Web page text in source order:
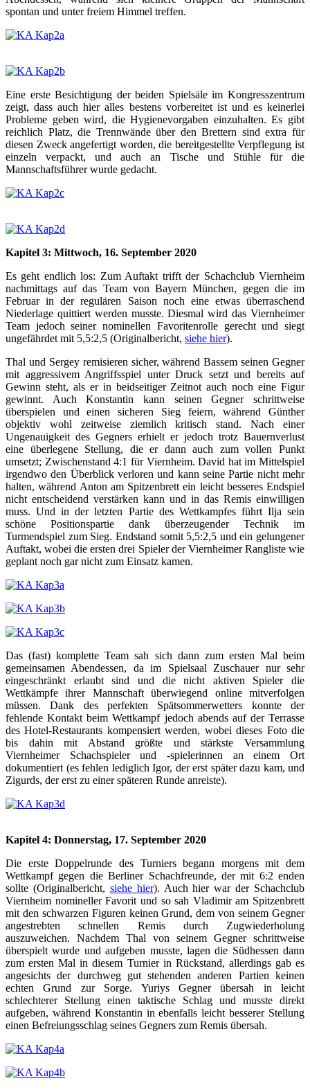
spontan und unter freiem Himmel treffen.
Eine erste Besichtigung der beiden Spielsäle im Kongresszentrum
zeigt, dass auch hier alles bestens vorbereitet ist und es keinerlei
Probleme geben wird, die Hygienevorgaben einzuhalten. Es gibt
reichlich Platz, die Trennwände über den Brettern sind extra für
diesen Zweck angefertigt worden, die bereitgestellte Verpflegung ist
einzeln verpackt, und auch an Tische und Stühle für die
Mannschaftsführer wurde gedacht.
Kapitel 3: Mittwoch, 16. September 2020
Es geht endlich los: Zum Auftakt trifft der Schachclub Viernheim
nachmittags auf das Team von Bayern München, gegen die im
Februar in der regulären Saison noch eine etwas überraschend
Niederlage quittiert werden musste. Diesmal wird das Viernheimer
Team jedoch seiner nominellen Favoritenrolle gerecht und siegt
ungefährdet mit 5,5:2,5 (Originalbericht, siehe hier).
Thal und Sergey remisieren sicher, während Bassem seinen Gegner
mit aggressivem Angriffsspiel unter Druck setzt und bereits auf
Gewinn steht, als er in beidseitiger Zeitnot auch noch eine Figur
gewinnt. Auch Konstantin kann seinen Gegner schrittweise
überspielen und einen sicheren Sieg feiern, während Günther
objektiv wohl zeitweise ziemlich kritisch stand. Nach einer
Ungenauigkeit des Gegners erhielt er jedoch trotz Bauernverlust
eine überlegene Stellung, die er dann auch zum vollen Punkt
umsetzt; Zwischenstand 4:1 für Viernheim. David hat im Mittelspiel
irgendwo den Überblick verloren und kann seine Partie nicht mehr
halten, während Anton am Spitzenbrett ein leicht besseres Endspiel
nicht entscheidend verstärken kann und in das Remis einwilligen
muss. Und in der letzten Partie des Wettkampfes führt Ilja sein
schöne Positionspartie dank überzeugender Technik im
Turmendspiel zum Sieg. Endstand somit 5,5:2,5 und ein gelungener
Auftakt, wobei die ersten drei Spieler der Viernheimer Rangliste wie
geplant noch gar nicht zum Einsatz kamen.
Das (fast) komplette Team sah sich dann zum ersten Mal beim
gemeinsamen Abendessen, da im Spielsaal Zuschauer nur sehr
eingeschränkt erlaubt sind und die nicht aktiven Spieler die
Wettkämpfe ihrer Mannschaft überwiegend online mitverfolgen
müssen. Dank des perfekten Spätsommerwetters konnte der
fehlende Kontakt beim Wettkampf jedoch abends auf der Terrasse
des Hotel-Restaurants kompensiert werden, wobei dieses Foto die
bis dahin mit Abstand größte und stärkste Versammlung
Viernheimer Schachspieler und -spielerinnen an einem Ort
dokumentiert (es fehlen lediglich Igor, der erst später dazu kam, und
Zigurds, der erst zu einer späteren Runde anreiste).
Kapitel 4: Donnerstag, 17. September 2020
Die erste Doppelrunde des Turniers begann morgens mit dem
Wettkampf gegen die Berliner Schachfreunde, der mit 6:2 enden
sollte (Originalbericht, siehe hier). Auch hier war der Schachclub
Viernheim nomineller Favorit und so sah Vladimir am Spitzenbrett
mit den schwarzen Figuren keinen Grund, dem von seinem Gegner
angestrebten schnellen Remis durch Zugwiederholung
auszuweichen. Nachdem Thal von seinem Gegner schrittweise
überspielt wurde und aufgeben musste, lagen die Südhessen dann
zum ersten Mal in diesem Turnier in Rückstand, allerdings gab es
angesichts der durchweg gut stehenden anderen Partien keinen
echten Grund zur Sorge. Yuriys Gegner übersah in leicht
schlechterer Stellung einen taktische Schlag und musste direkt
aufgeben, während Konstantin in ebenfalls leicht besserer Stellung
einen Befreiungsschlag seines Gegners zum Remis übersah.